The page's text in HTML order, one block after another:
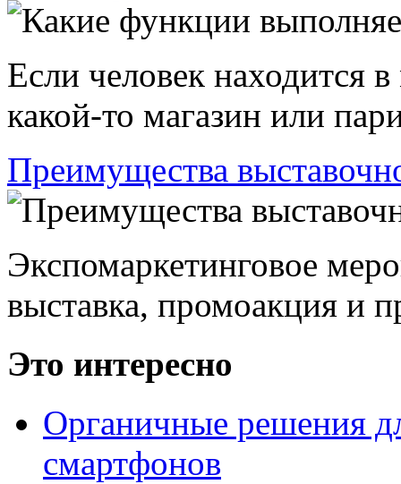
Если человек находится
какой-то магазин или
Преимущества
Экспомаркетинговое
выставка, промоакция и
Это интересно
Органичные решения
смартфонов